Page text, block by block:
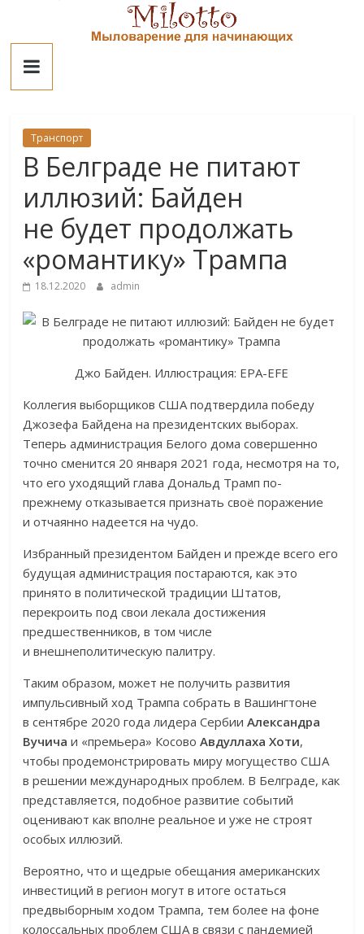
contentМилотто
Транспорт
В Белграде не питают
иллюзий: Байден
не будет продолжать
«романтику» Трампа
18.12.2020 admin
Джо Байден. Иллюстрация: EPA-EFE
Коллегия выборщиков США подтвердила победу
Джозефа Байдена на президентских выборах.
Теперь администрация Белого дома совершенно
точно сменится 20 января 2021 года, несмотря на то,
что его уходящий глава Дональд Трамп по-
прежнему отказывается признать своё поражение
и отчаянно надеется на чудо.
Избранный президентом Байден и прежде всего его
будущая администрация постараются, как это
принято в политической традиции Штатов,
перекроить под свои лекала достижения
предшественников, в том числе
и внешнеполитическую палитру.
Таким образом, может не получить развития
импульсивный ход Трампа собрать в Вашингтоне
в сентябре 2020 года лидера СербииАлександра
Вучича и «премьера» КосовоАвдуллаха Хоти,
чтобы продемонстрировать миру могущество США
в решении международных проблем. В Белграде, как
представляется, подобное развитие событий
оценивают как вполне реальное и уже не строят
особых иллюзий.
Вероятно, что и щедрые обещания американских
инвестиций в регион могут в итоге остаться
предвыборным ходом Трампа, тем более на фоне
колоссальных проблем США в связи с пандемией